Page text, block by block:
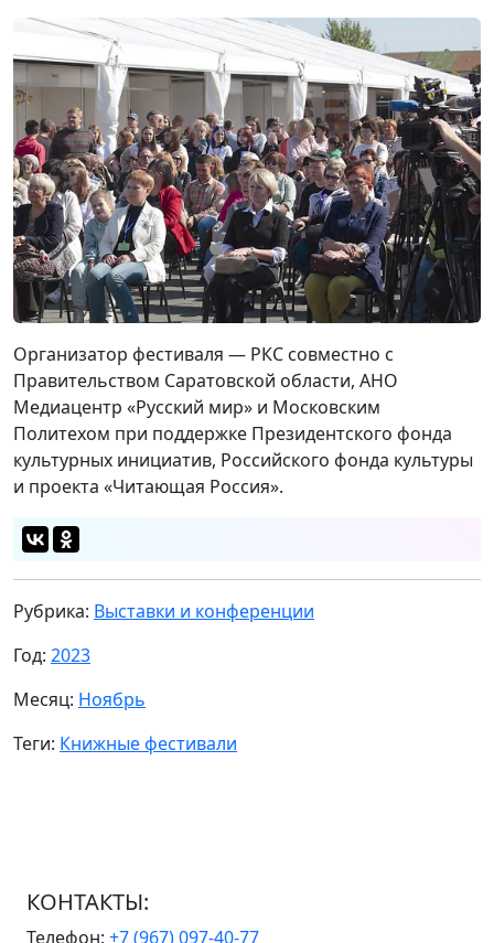
Организатор фестиваля — РКС совместно с
Правительством Саратовской области, АНО
Медиацентр «Русский мир» и Московским
Политехом при поддержке Президентского фонда
культурных инициатив, Российского фонда культуры
и проекта «Читающая Россия».
Рубрика: Выставки и конференции
Год: 2023
Месяц: Ноябрь
Теги: Книжные фестивали
КОНТАКТЫ:
Телефон: +7 (967) 097-40-77